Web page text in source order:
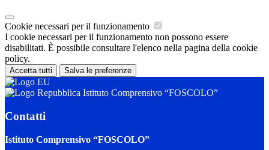
Cookie necessari per il funzionamento
I cookie necessari per il funzionamento non possono essere
disabilitati. È possibile consultare l'elenco nella pagina della cookie
policy.
Accetta tutti Salva le preferenze
Istituto Comprensivo “FOSCOLO”
Contatti
Istituto Comprensivo “FOSCOLO”